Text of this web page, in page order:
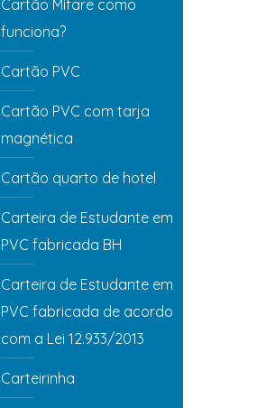
Cartão Mifare como
funciona?
Cartão PVC
Cartão PVC com tarja
magnética
Cartão quarto de hotel
Carteira de Estudante em
PVC fabricada BH
Carteira de Estudante em
PVC fabricada de acordo
com a Lei 12.933/2013
Carteirinha